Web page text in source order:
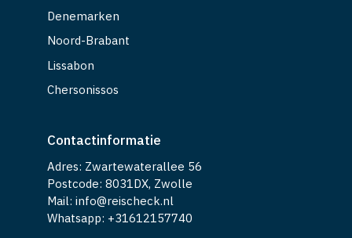
Denemarken
Noord-Brabant
Lissabon
Chersonissos
Contactinformatie
Adres: Zwartewaterallee 56
Postcode: 8031DX, Zwolle
Mail: info@reischeck.nl
Whatsapp: +31612157740